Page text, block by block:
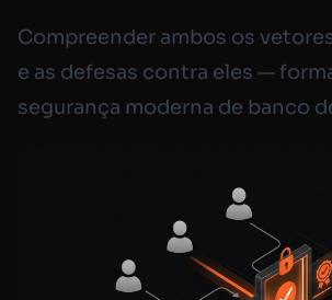
Compreender ambos os
e as defesas contra eles —
segurança moderna de banco